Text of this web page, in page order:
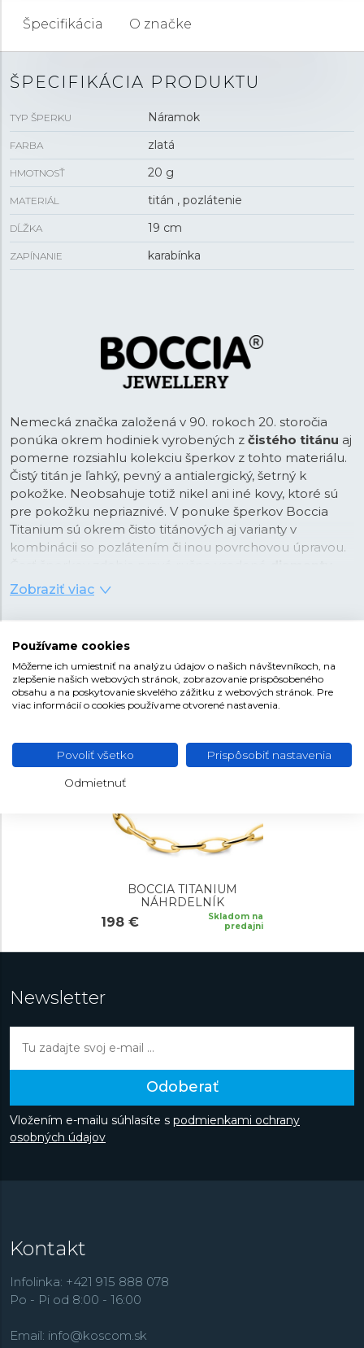
Špecifikácia O značke
ŠPECIFIKÁCIA PRODUKTU
TYP ŠPERKU Náramok
FARBA zlatá
HMOTNOSŤ 20 g
MATERIÁL titán , pozlátenie
DĹŽKA 19 cm
ZAPÍNANIE karabínka
Nemecká značka založená v 90. rokoch 20. storočia
ponúka okrem hodiniek vyrobených z čistého titánu aj
pomerne rozsiahlu kolekciu šperkov z tohto materiálu.
Čistý titán je ľahký, pevný a antialergický, šetrný k
pokožke. Neobsahuje totiž nikel ani iné kovy, ktoré sú
pre pokožku nepriaznivé. V ponuke šperkov Boccia
Titanium sú okrem čisto titánových aj varianty v
kombinácii so pozlátením či inou povrchovou úpravou.
Môžete si teda vybrať celý set šperkov, ktorý perfektne
Zobraziť viac
NAŠE ODPORÚČANIA
BOCCIA TITANIUM
NÁHRDELNÍK
198 €
Skladom na
predajni
Newsletter
Odoberať
Vložením e-mailu súhlasíte s podmienkami ochrany
osobných údajov
Kontakt
Infolinka: +421 915 888 078
Po - Pi od 8:00 - 16:00
Email: info@koscom.sk
Používame cookies
Môžeme ich umiestniť na analýzu údajov o našich návštevníkoch, na
zlepšenie našich webových stránok, zobrazovanie prispôsobeného
obsahu a na poskytovanie skvelého zážitku z webových stránok. Pre
viac informácií o cookies používame otvorené nastavenia.
Povoliť všetko Prispôsobiť nastavenia
Odmietnuť